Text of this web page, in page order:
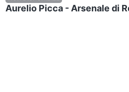
Aurelio Picca - Arsenale di